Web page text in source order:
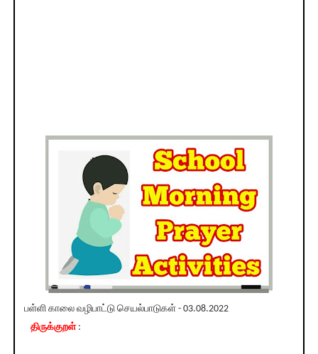
பள்ளி காலை வழிபாட்டு செயல்பாடுகள் - 03.08.2022
திருக்குறள்: